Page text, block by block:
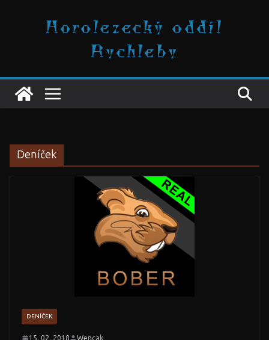
Horolezecký oddíl
Rychleby
Deníček
DENÍČEK
15. 02. 2018 Wencak